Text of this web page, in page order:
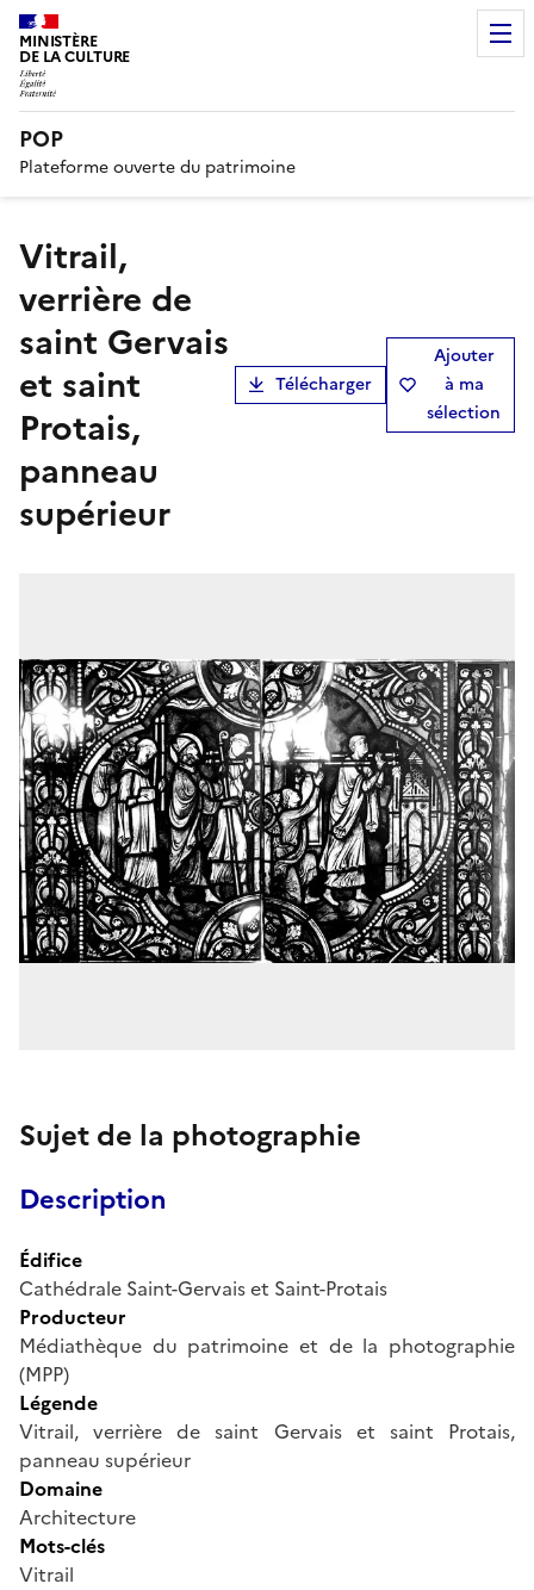
MINISTÈRE
DE LA CULTURE
POP
Plateforme ouverte du patrimoine
Vitrail,
verrière de
saint Gervais
et saint
Protais,
panneau
supérieur
Télécharger
Ajouter
à ma
sélection
Sujet de la photographie
Description
Édifice
Cathédrale Saint-Gervais et Saint-Protais
Producteur
Médiathèque du patrimoine et de la photographie
(MPP)
Légende
Vitrail, verrière de saint Gervais et saint Protais,
panneau supérieur
Domaine
Architecture
Mots-clés
Vitrail